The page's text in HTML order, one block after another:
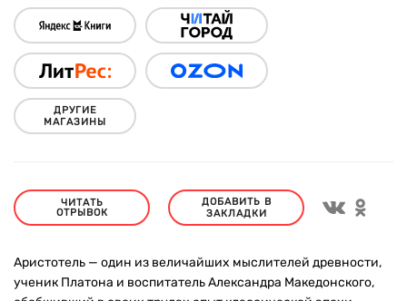
ДРУГИЕ
МАГАЗИНЫ
ЧИТАТЬ
ОТРЫВОК
ДОБАВИТЬ В
ЗАКЛАДКИ
Аристотель — один из величайших мыслителей древности,
ученик Платона и воспитатель Александра Македонского,